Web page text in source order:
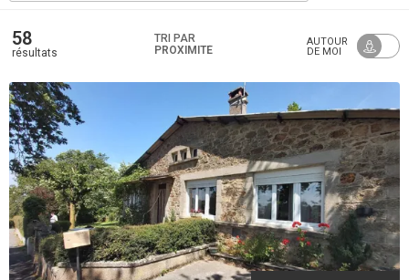
58
résultats
TRI PAR
PROXIMITÉ
AUTOUR
DE MOI